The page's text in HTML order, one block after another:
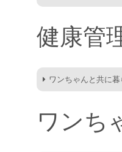
健康管
ワンちゃんと共に
ワンち